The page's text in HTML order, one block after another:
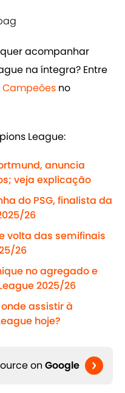
acompanhar
na íntegra? Entre
no
League:
anuncia
veja explicação
do PSG, finalista da
26
volta das semifinais
26
no agregado e
2025/26
onde assistir à
hoje?
on Google